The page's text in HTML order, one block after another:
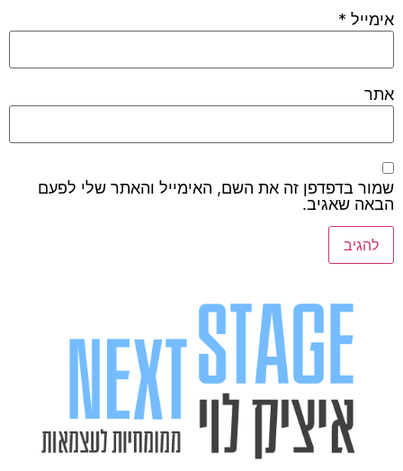
אימייל *
אתר
שמור בדפדפן זה את השם, האימייל והאתר שלי לפעם
הבאה שאגיב.